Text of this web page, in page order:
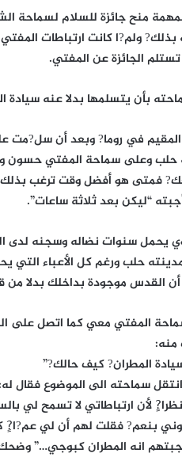
منح جائزة للسلام لسماحة
بذلك? ولم?ا كانت ارتباطات
الجائزة عن المفتي.
بأن يتسلمها بدلا عنه سيادة
في روما? وبعد أن سل?مت
حلب وعلى سماحة المفتي حسون
فمتى هو أفضل وقت ترغب
“ليكن بعد ثلاثة ساعات”.
يحمل سنوات نضاله وسجنه لدى
حلب ورغم كل الأعباء التي
القدس موجودة بداخلك بدلا من
المفتي معي كما اتصل على
منه:
المطران? كيف حالك?”
سماحته الى الموضوع فقال
لأن ارتباطاتي لا تسمح لي
بنعم? فقلت لهم أن لي عم?ا?ٍ
انه المطران كبوجي…” وضحك